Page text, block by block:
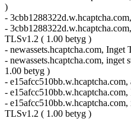
)
-
-
TLSv1.2 ( 1.00 betyg )
- newassets.hcaptcha.com,
- newassets.hcaptcha.com,
1.00 betyg )
-
-
-
TLSv1.2 ( 1.00 betyg )